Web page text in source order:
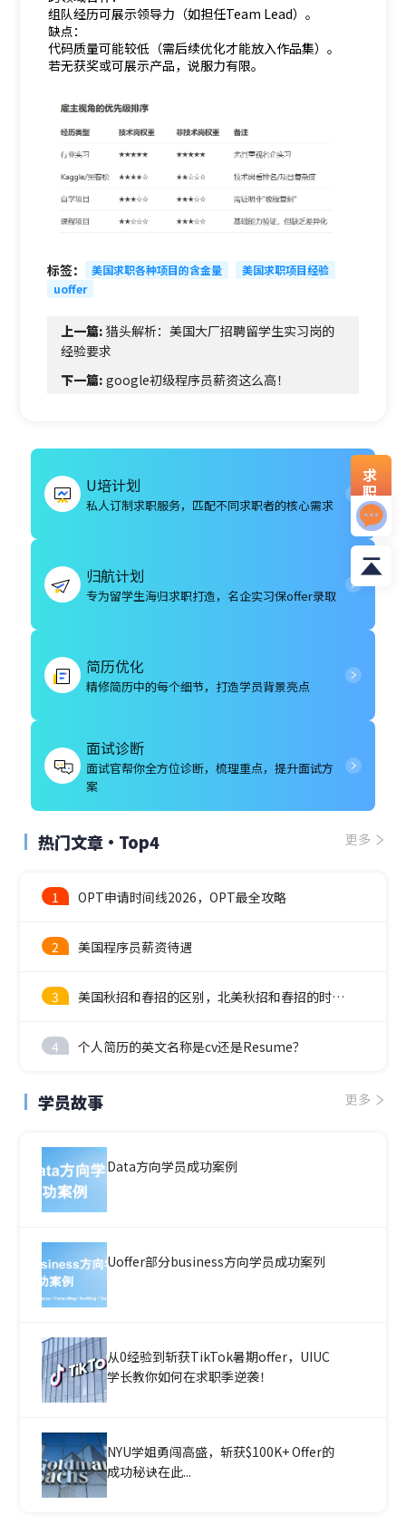
组队经历可展示领导力（如担任Team Lead）。
缺点：
代码质量可能较低（需后续优化才能放入作品集）。
若无获奖或可展示产品，说服力有限。
标签： 美国求职各种项目的含金量
美国求职项目经验
uoffer
上一篇:猎头解析：美国大厂招聘留学生实习岗的
经验要求
下一篇:google初级程序员薪资这么高！
U培计划
私人订制求职服务，匹配不同求职者的核心需求
归航计划
专为留学生海归求职打造，名企实习保offer录取
简历优化
精修简历中的每个细节，打造学员背景亮点
面试诊断
面试官帮你全方位诊断，梳理重点，提升面试方
案
热门文章·Top4 更多
1 OPT申请时间线2026，OPT最全攻略
2 美国程序员薪资待遇
3 美国秋招和春招的区别，北美秋招和春招的时间线
4 个人简历的英文名称是cv还是Resume？
学员故事 更多
Data方向学员成功案例
Uoffer部分business方向学员成功案列
从0经验到斩获TikTok暑期offer，UIUC
学长教你如何在求职季逆袭！
NYU学姐勇闯高盛，斩获$100K+ Offer的
成功秘诀在此...
求
职
资
料